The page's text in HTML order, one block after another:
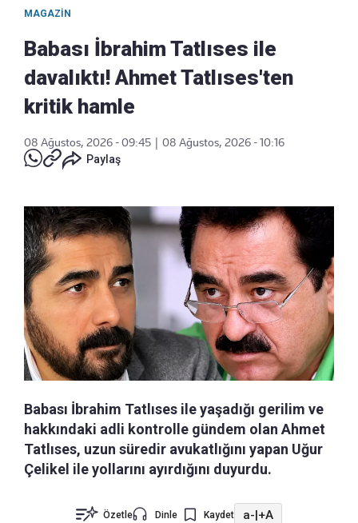
MAGAZIN
Babası İbrahim Tatlıses ile
davalıktı! Ahmet Tatlıses'ten
kritik hamle
08 Ağustos, 2026 - 09:45
08 Ağustos, 2026 - 10:16
Paylaş
Babası İbrahim Tatlıses ile yaşadığı gerilim ve
hakkındaki adli kontrolle gündem olan Ahmet
Tatlıses, uzun süredir avukatlığını yapan Uğur
Çelikel ile yollarını ayırdığını duyurdu.
Özetle Dinle Kaydet a-|+A